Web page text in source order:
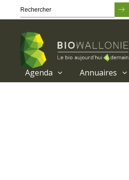
Agenda Annuaires